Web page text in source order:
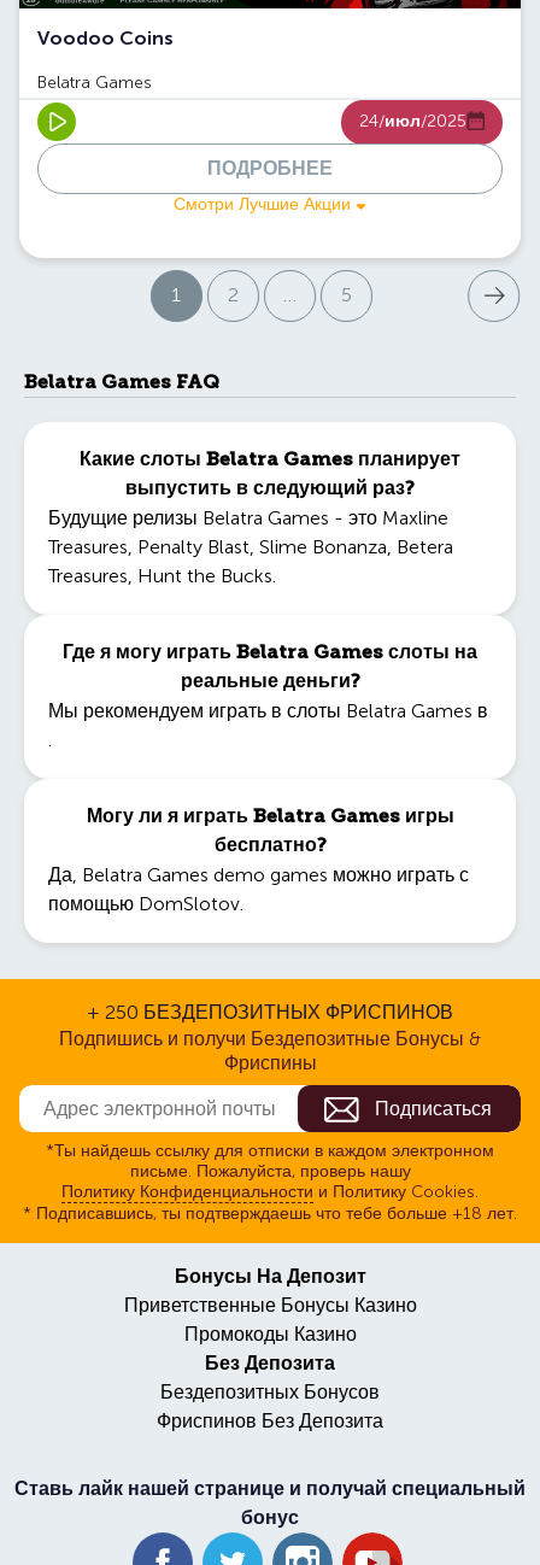
Voodoo Coins
Belatra Games
24/июл/2025
ПОДРОБНЕЕ
Смотри Лучшие Акции
1 2 … 5
Belatra Games FAQ
Какие слоты Belatra Games планирует
выпустить в следующий раз?
Будущие релизы Belatra Games - это Maxline
Treasures, Penalty Blast, Slime Bonanza, Betera
Treasures, Hunt the Bucks.
Где я могу играть Belatra Games слоты на
реальные деньги?
Мы рекомендуем играть в слоты Belatra Games в
.
Могу ли я играть Belatra Games игры
бесплатно?
Да, Belatra Games demo games можно играть с
помощью DomSlotov.
+ 250 БЕЗДЕПОЗИТНЫХ ФРИСПИНОВ
Подпишись и получи Бездепозитные Бонусы &
Фриспины
*Ты найдешь ссылку для отписки в каждом электронном
письме. Пожалуйста, проверь нашу
Политику Конфиденциальности и Политику Cookies.
* Подписавшись, ты подтверждаешь что тебе больше +18 лет.
Бонусы На Депозит
Приветственные Бонусы Казино
Промокоды Казино
Без Депозита
Бездепозитных Бонусов
Фриспинов Без Депозита
Ставь лайк нашей странице и получай специальный
бонус